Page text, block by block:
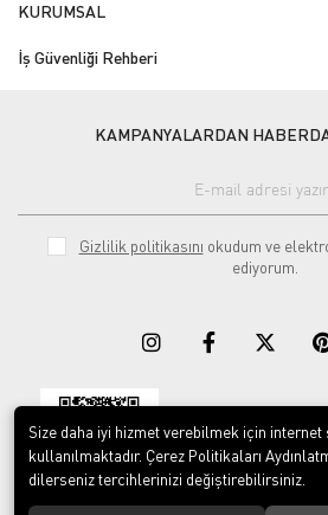
KURUMSAL
İş Güvenliği Rehberi
KAMPANYALARDAN
Gizlilik politikasını okudum ve
ediyorum.
Download on the
App Store
Size daha iyi hizmet verebilmek için
kullanılmaktadır. Çerez Politikaları
dilerseniz tercihlerinizi değiştirebilirsiniz.